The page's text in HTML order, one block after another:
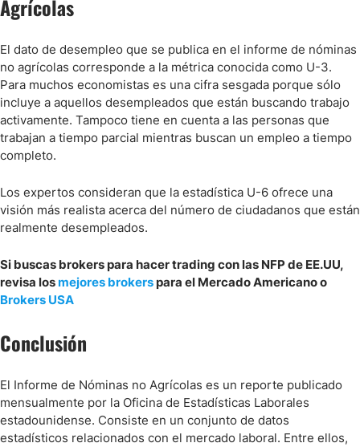
Agrícolas
El dato de desempleo que se publica en el informe de nóminas
no agrícolas corresponde a la métrica conocida como U-3.
Para muchos economistas es una cifra sesgada porque sólo
incluye a aquellos desempleados que están buscando trabajo
activamente. Tampoco tiene en cuenta a las personas que
trabajan a tiempo parcial mientras buscan un empleo a tiempo
completo.
Los expertos consideran que la estadística U-6 ofrece una
visión más realista acerca del número de ciudadanos que están
realmente desempleados.
Si buscas brokers para hacer trading con las NFP de EE.UU,
revisa los mejores brokers para el Mercado Americano o
Brokers USA
Conclusión
El Informe de Nóminas no Agrícolas es un reporte publicado
mensualmente por la Oficina de Estadísticas Laborales
estadounidense. Consiste en un conjunto de datos
estadísticos relacionados con el mercado laboral. Entre ellos,